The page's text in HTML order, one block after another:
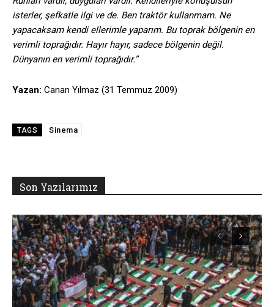
isterler, şefkatle ilgi ve de. Ben traktör kullanmam. Ne
yapacaksam kendi ellerimle yaparım. Bu toprak bölgenin en
verimli toprağıdır. Hayır hayır, sadece bölgenin değil.
Dünyanın en verimli toprağıdır.”
Yazan: Canan Yılmaz (31 Temmuz 2009)
TAGS Sinema
Son Yazılarımız